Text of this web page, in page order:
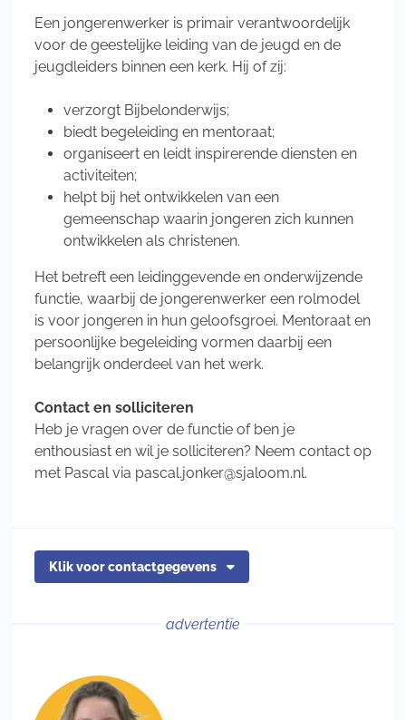
Een jongerenwerker is primair verantwoordelijk
voor de geestelijke leiding van de jeugd en de
jeugdleiders binnen een kerk. Hij of zij:
verzorgt Bijbelonderwijs;
biedt begeleiding en mentoraat;
organiseert en leidt inspirerende diensten en
activiteiten;
helpt bij het ontwikkelen van een
gemeenschap waarin jongeren zich kunnen
ontwikkelen als christenen.
Het betreft een leidinggevende en onderwijzende
functie, waarbij de jongerenwerker een rolmodel
is voor jongeren in hun geloofsgroei. Mentoraat en
persoonlijke begeleiding vormen daarbij een
belangrijk onderdeel van het werk.
Contact en solliciteren
Heb je vragen over de functie of ben je
enthousiast en wil je solliciteren? Neem contact op
met Pascal via pascal.jonker@sjaloom.nl.
Klik voor contactgegevens
advertentie